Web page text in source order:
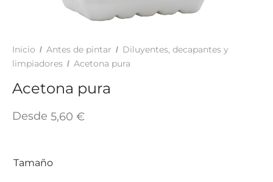
Inicio / Antes de pintar / Diluyentes, decapantes y
limpiadores / Acetona pura
Acetona pura
Desde 5,60 €
Tamaño
ADHESIVOS Y COLAS
Y SUELOS
TINTES Y MANUALIDADES